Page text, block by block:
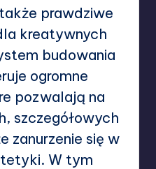
prawdziwe
kreatywnych
budowania
ogromne
pozwalają na
szczegółowych
zanurzenie się w
W tym